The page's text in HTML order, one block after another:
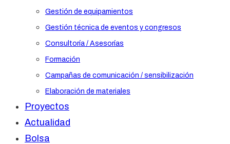
Gestión de equipamientos
Gestión técnica de eventos y congresos
Consultoría / Asesorías
Formación
Campañas de comunicación / sensibilización
Elaboración de materiales
Proyectos
Actualidad
Bolsa